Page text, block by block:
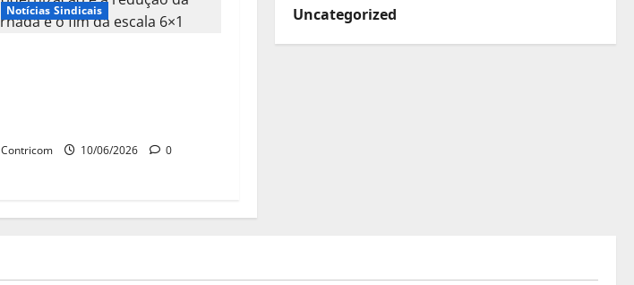
Notícias Sindicais
Contricom 10/06/2026 0
Uncategorized